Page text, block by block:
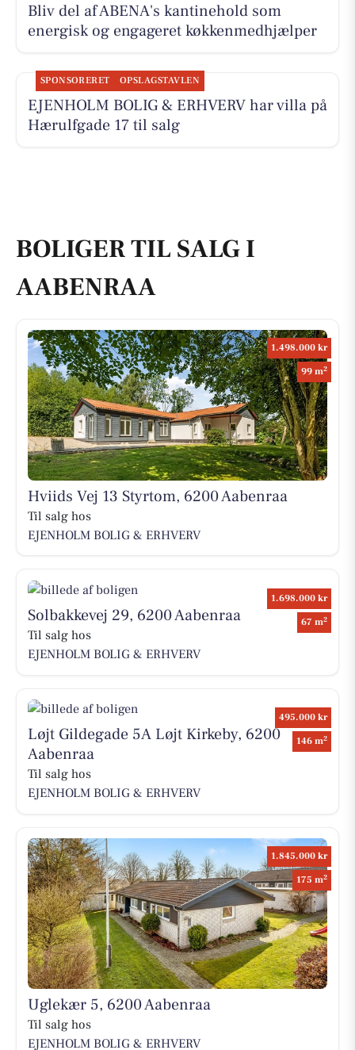
Bliv del af ABENA's kantinehold som
energisk og engageret køkkenmedhjælper
SPONSORERET OPSLAGSTAVLEN
EJENHOLM BOLIG & ERHVERV har villa på
Hærulfgade 17 til salg
BOLIGER TIL SALG I
AABENRAA
1.498.000 kr
99 m2
Hviids Vej 13 Styrtom, 6200 Aabenraa
Til salg hos
EJENHOLM BOLIG & ERHVERV
1.698.000 kr
67 m2
Solbakkevej 29, 6200 Aabenraa
Til salg hos
EJENHOLM BOLIG & ERHVERV
495.000 kr
146 m2
Løjt Gildegade 5A Løjt Kirkeby, 6200
Aabenraa
Til salg hos
EJENHOLM BOLIG & ERHVERV
1.845.000 kr
175 m2
Uglekær 5, 6200 Aabenraa
Til salg hos
EJENHOLM BOLIG & ERHVERV